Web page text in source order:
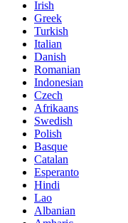
Irish
Greek
Turkish
Italian
Danish
Romanian
Indonesian
Czech
Afrikaans
Swedish
Polish
Basque
Catalan
Esperanto
Hindi
Lao
Albanian